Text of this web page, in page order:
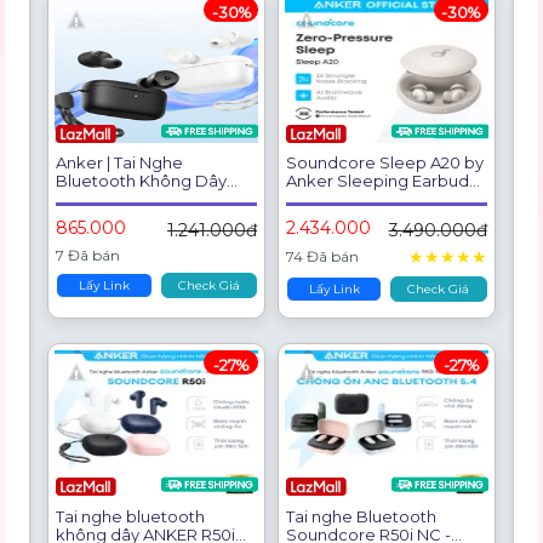
Anker | Tai Nghe
Bluetooth Không Dây
Chơi Game
865.000 1.241.000đ
7 Đã bán
Lấy Link Check Giá
-30%
Soundcore Sleep A20 by
Anker Sleeping Earbuds
Noise Blocking Sleep
Headphones, Small
Design for Side Sleepers,
80H Playtime, Stream
Content via Bluetooth
5.3, Sleep Monitor
2.434.000 3.490.000đ
74 Đã bán ★★★★★
Lấy Link Check Giá
-30%
Tai nghe bluetooth
không dây ANKER R50i
-27%
Tai nghe Bluetooth
Soundcore R50i NC -
-27%